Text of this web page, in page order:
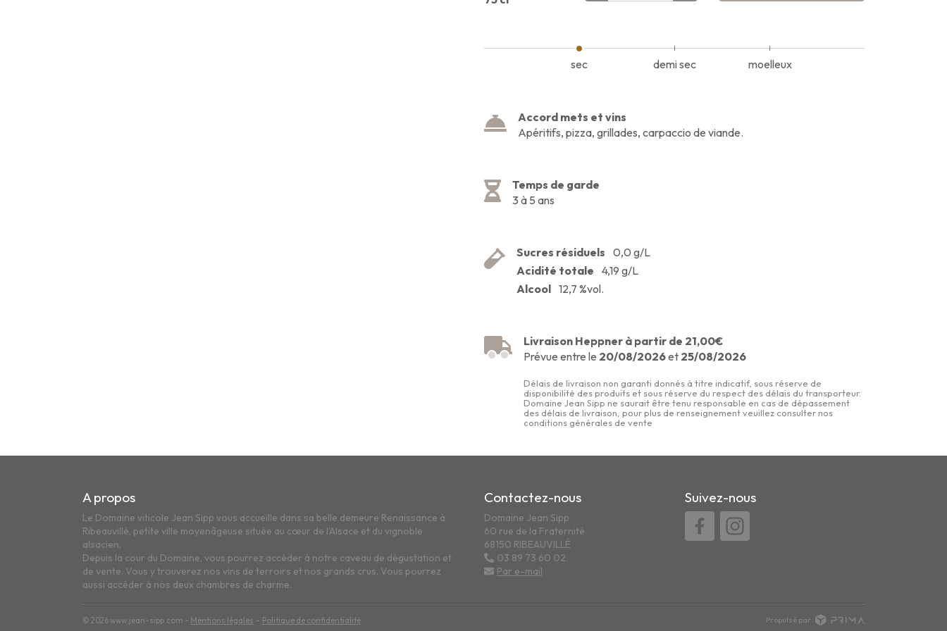
sec demi sec moelleux
Accord mets et vins
Apéritifs, pizza, grillades, carpaccio de viande.
Temps de garde
3 à 5 ans
Sucres résiduels 0,0 g/L
Acidité totale 4,19 g/L
Alcool 12,7 %vol.
Livraison Heppner à partir de 21,00€
Prévue entre le 20/08/2026et 25/08/2026
Délais de livraison non garanti donnés à titre indicatif, sous réserve de
disponibilité des produits et sous réserve du respect des délais du transporteur.
Domaine Jean Sipp ne saurait être tenu responsable en cas de dépassement
des délais de livraison, pour plus de renseignement veuillez consulter nos
conditions générales de vente
A propos
Le Domaine viticole Jean Sipp vous accueille dans sa belle demeure Renaissance à
Ribeauvillé, petite ville moyenâgeuse située au cœur de l’Alsace et du vignoble
alsacien.
Depuis la cour du Domaine, vous pourrez accéder à notre caveau de dégustation et
de vente. Vous y trouverez nos vins de terroirs et nos grands crus. Vous pourrez
aussi accéder à nos deux chambres de charme.
Contactez-nous
Domaine Jean Sipp
60 rue de la Fraternité
68150 RIBEAUVILLÉ
03 89 73 60 02
Par e-mail
Suivez-nous
© 2026 www.jean-sipp.com - Mentions légales Politique de confidentialité Propulsé par